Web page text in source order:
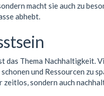
macht sie auch zu
abhebt.
Thema
und Ressourcen
sondern auch